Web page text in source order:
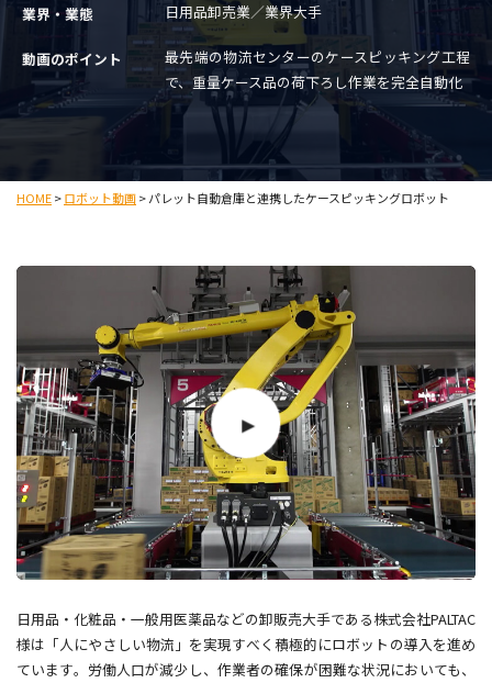
業界・業態 日用品卸売業／業界大手
動画のポイント
最先端の物流センターのケースピッキング工程
で、重量ケース品の荷下ろし作業を完全自動化
HOME>ロボット動画>パレット自動倉庫と連携したケースピッキングロボット
日用品・化粧品・一般用医薬品などの卸販売大手である株式会社PALTAC
様は「人にやさしい物流」を実現すべく積極的にロボットの導入を進め
ています。労働人口が減少し、作業者の確保が困難な状況においても、